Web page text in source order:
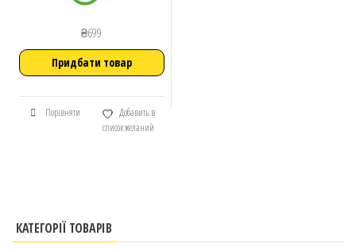
₴699
Придбати товар
Порівняти
Добавить в
список желаний
КАТЕГОРІЇ ТОВАРІВ